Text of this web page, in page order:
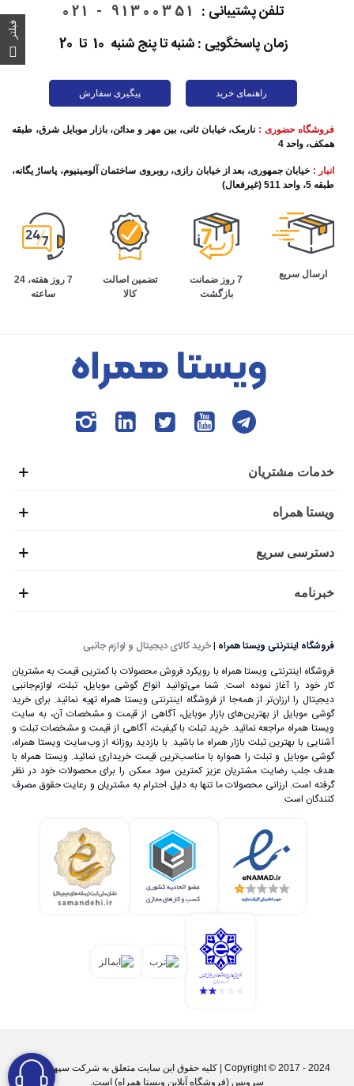
تلفن پشتیبانی : 91300351 - 021
زمان پاسخگویی : شنبه تا پنج شنبه 10 تا 20
راهنمای خرید پیگیری سفارش
فروشگاه حضوری : نارمک، خیابان ثانی، بین مهر و مدائن، بازار موبایل شرق، طبقه
همکف، واحد 4
انبار : خیابان جمهوری، بعد از خیابان رازی، روبروی ساختمان آلومینیوم، پاساژ یگانه،
طبقه 5، واحد 511 (غیرفعال)
ارسال سریع
7 روز ضمانت
بازگشت
تضمین اصالت
کالا
7 روز هفته، 24
ساعته
خدمات مشتریان
ویستا همراه
دسترسی سریع
خبرنامه
فروشگاه اینترنتی ویستا همراه |خرید کالای دیجیتال و لوازم جانبی
فروشگاه اینترنتی ویستا همراه با رویکرد فروش محصولات با کمترین قیمت به مشتریان
کار خود را آغاز نموده است. شما می‌توانید انواع گوشی موبایل، تبلت، لوازم‌جانبی
دیجیتال را ارزان‌تر از همه‌جا از فروشگاه اینترنتی ویستا همراه تهیه نمائید. برای خرید
گوشی موبایل از بهترین‌های بازار موبایل، آگاهی از قیمت و مشخصات آن، به ‌سایت
ویستا همراه مراجعه نمائید. خرید تبلت با کیفیت، آگاهی از قیمت و مشخصات تبلت و
آشنایی با بهترین تبلت بازار همراه ما باشید. با بازدید روزانه از وب‌سایت ویستا همراه،
گوشی موبایل و تبلت را همواره با مناسب‌ترین قیمت خریداری نمائید. ویستا همراه با
هدف جلب رضایت مشتریان عزیز کمترین سود ممکن را برای محصولات خود در نظر
گرفته است. ارزانی محصولات ما تنها به دلیل احترام به مشتریان و رعایت حقوق مصرف
کنندگان است.
Copyright © 2017 - 2024 | کليه حقوق اين سايت متعلق به شرکت سپهر پارس
سرویس (فروشگاه آنلاین ویستا همراه) است.
فیلتر